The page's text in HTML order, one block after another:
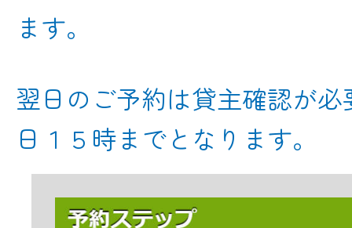
ます。
翌日のご予約は貸主確認が
日１５時までとなります。